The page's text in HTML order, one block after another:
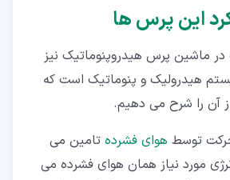
ماشین پرس هیدروپنوماتیک نیز
هیدرولیک و پنوماتیک است که
آن را شرح می دهیم.
توسط هوای فشرده تامین می
مورد نیاز همان هوای فشرده می